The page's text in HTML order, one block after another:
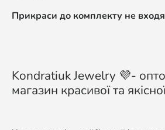
Прикраси до комплекту не
Kondratiuk Jewelry 💜-
магазин красивої та